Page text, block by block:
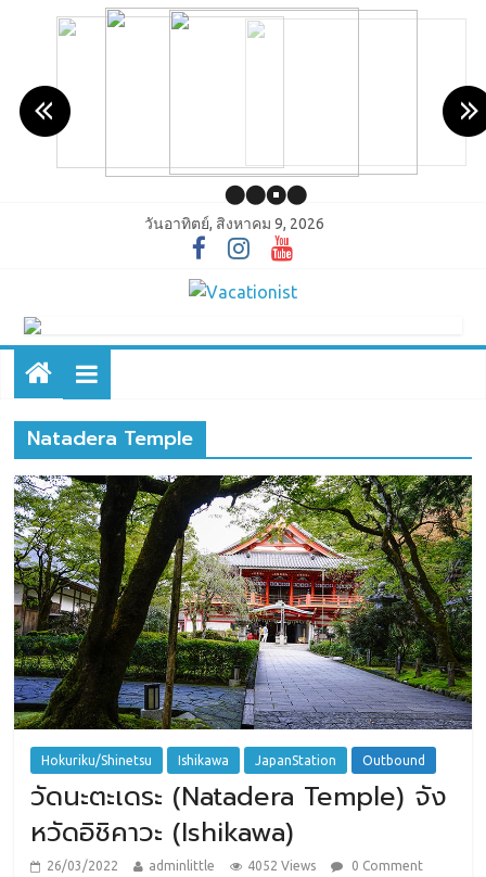
วันอาทิตย์, สิงหาคม 9, 2026
Natadera Temple
Hokuriku/Shinetsu Ishikawa JapanStation Outbound
วัดนะตะเดระ (Natadera Temple) จัง
หวัดอิชิคาวะ (Ishikawa)
26/03/2022 adminlittle 4052 Views
0 Comment